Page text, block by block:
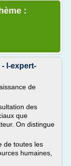
:
l-expert-
de
des
que
On distingue
de toutes les
humaines,